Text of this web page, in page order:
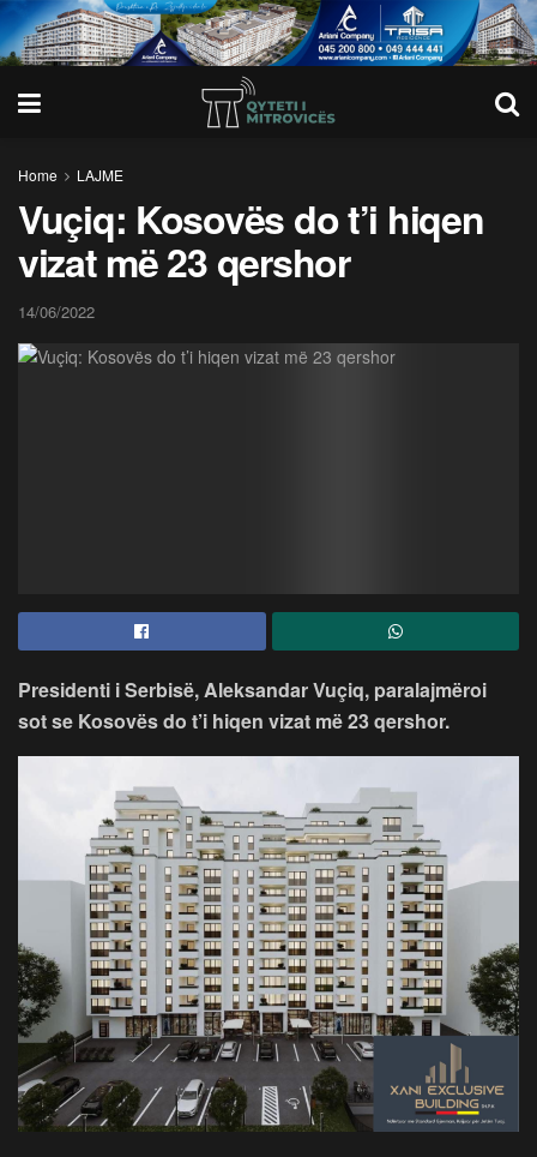
Home LAJME
Vuçiq: Kosovës do t’i hiqen
vizat më 23 qershor
14/06/2022
Presidenti i Serbisë, Aleksandar Vuçiq, paralajmëroi
sot se Kosovës do t’i hiqen vizat më 23 qershor.